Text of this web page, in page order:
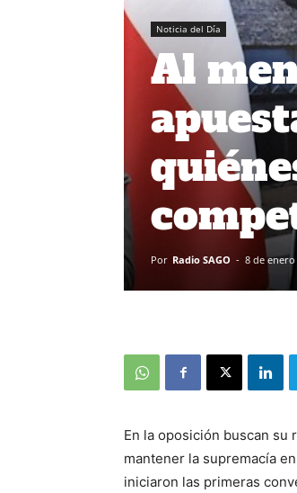
Noticia del Día
Al
Por Radio SAGO - 8 de enero
En la oposición buscan su
mantener la supremacía
iniciaron las primeras